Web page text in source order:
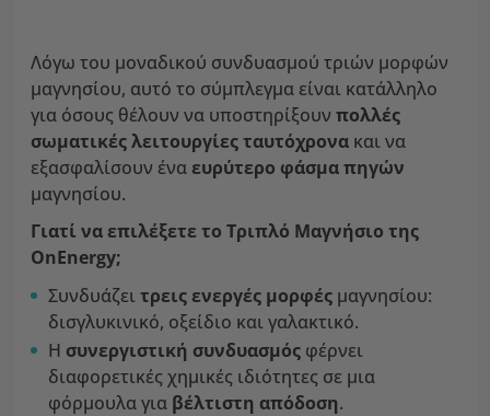
Λόγω του μοναδικού συνδυασμού τριών μορφών
μαγνησίου, αυτό το σύμπλεγμα είναι κατάλληλο
για όσους θέλουν να υποστηρίξουν πολλές
σωματικές λειτουργίες ταυτόχρονα και να
εξασφαλίσουν έναευρύτερο φάσμα πηγών
μαγνησίου.
Γιατί να επιλέξετε το Τριπλό Μαγνήσιο της
OnEnergy;
Συνδυάζειτρεις ενεργές μορφές μαγνησίου:
δισγλυκινικό, οξείδιο και γαλακτικό.
Η συνεργιστική συνδυασμός φέρνει
διαφορετικές χημικές ιδιότητες σε μια
φόρμουλα για βέλτιστη απόδοση.